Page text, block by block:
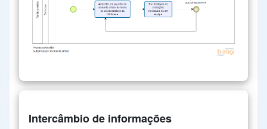
Intercâmbio de informações